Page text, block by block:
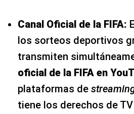
Canal Oficial de la FIFA:
los sorteos deportivos
transmiten
oficial de la FIFA en
plataformas de
tiene los derechos de